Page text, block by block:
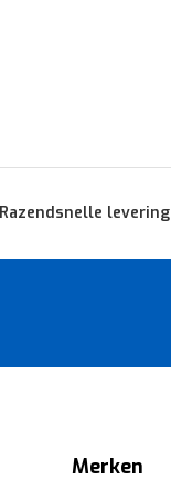
Razendsnelle levering
Merken